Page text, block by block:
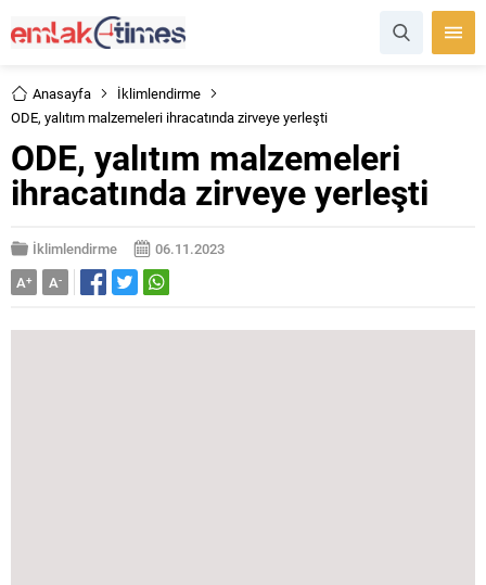
Anasayfa
İklimlendirme
ODE, yalıtım malzemeleri ihracatında zirveye yerleşti
ODE, yalıtım malzemeleri
ihracatında zirveye yerleşti
İklimlendirme
06.11.2023
A+ A-